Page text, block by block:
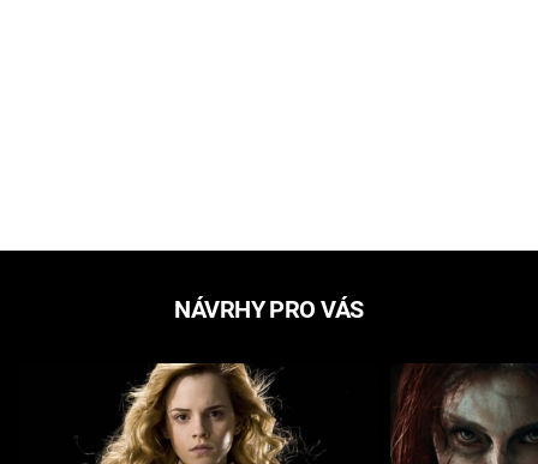
NÁVRHY PRO VÁS